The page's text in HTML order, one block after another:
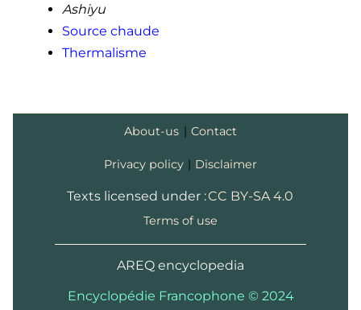
Ashiyu
Source chaude
Thermalisme
About-us | Contact
Privacy policy Disclaimer
Texts licensed under :CC BY-SA 4.0
Terms of use
AREQ encyclopedia
Encyclopédie Francophone © 2024